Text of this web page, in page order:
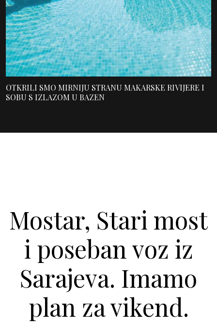
OTKRILI SMO MIRNIJU STRANU MAKARSKE RIVIJERE I
SOBU S IZLAZOM U BAZEN
Mostar, Stari most
i poseban voz iz
Sarajeva. Imamo
plan za vikend.